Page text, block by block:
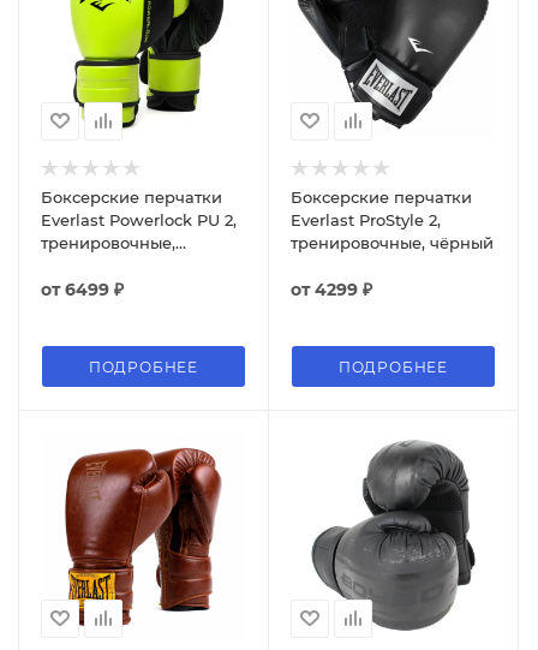
Боксерские перчатки
Everlast Powerlock PU 2,
тренировочные,
от6499 ₽
ПОДРОБНЕЕ
Боксерские перчатки
Everlast ProStyle 2,
тренировочные, чёрный
от4299 ₽
ПОДРОБНЕЕ